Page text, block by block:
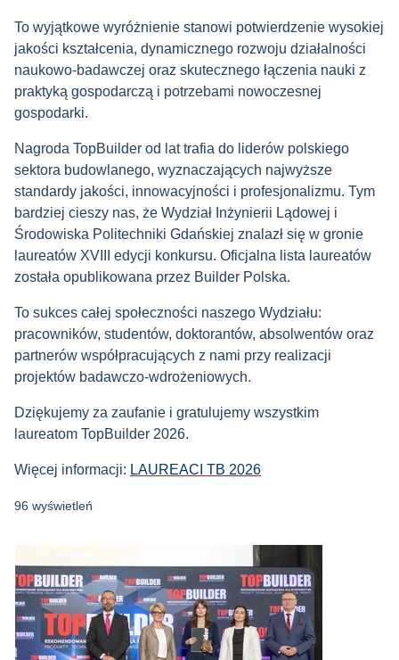
To wyjątkowe wyróżnienie stanowi potwierdzenie wysokiej
jakości kształcenia, dynamicznego rozwoju działalności
naukowo-badawczej oraz skutecznego łączenia nauki z
praktyką gospodarczą i potrzebami nowoczesnej
gospodarki.
Nagroda TopBuilder od lat trafia do liderów polskiego
sektora budowlanego, wyznaczających najwyższe
standardy jakości, innowacyjności i profesjonalizmu. Tym
bardziej cieszy nas, że Wydział Inżynierii Lądowej i
Środowiska Politechniki Gdańskiej znalazł się w gronie
laureatów XVIII edycji konkursu. Oficjalna lista laureatów
została opublikowana przez Builder Polska.
To sukces całej społeczności naszego Wydziału:
pracowników, studentów, doktorantów, absolwentów oraz
partnerów współpracujących z nami przy realizacji
projektów badawczo-wdrożeniowych.
Dziękujemy za zaufanie i gratulujemy wszystkim
laureatom TopBuilder 2026.
Więcej informacji: LAUREACI TB 2026
96 wyświetleń